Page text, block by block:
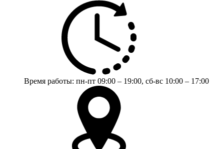
Время работы: пн-пт 09:00 – 19:00, сб-вс 10:00 – 17:00